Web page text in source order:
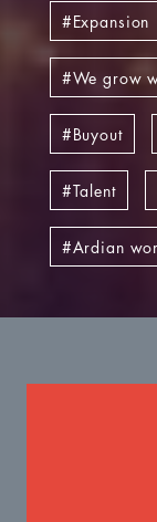
Expansion
We grow
Buyout
Talent
Ardian